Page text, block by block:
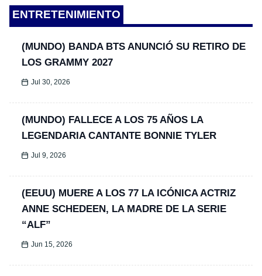
ENTRETENIMIENTO
(MUNDO) BANDA BTS ANUNCIÓ SU RETIRO DE
LOS GRAMMY 2027
Jul 30, 2026
(MUNDO) FALLECE A LOS 75 AÑOS LA
LEGENDARIA CANTANTE BONNIE TYLER
Jul 9, 2026
(EEUU) MUERE A LOS 77 LA ICÓNICA ACTRIZ
ANNE SCHEDEEN, LA MADRE DE LA SERIE
“ALF”
Jun 15, 2026